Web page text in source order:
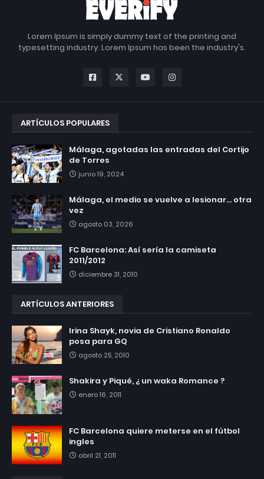
Lorem Ipsum is simply dummy text of the printing and
typesetting industry. Lorem Ipsum has been the industry's.
ARTÍCULOS POPULARES
Málaga, agotadas las entradas del Cortijo
de Torres
junio 19, 2024
Málaga, el medio se vuelve a lesionar... otra
vez
agosto 03, 2026
FC Barcelona: Así sería la camiseta
2011/2012
diciembre 31, 2010
ARTÍCULOS ANTERIORES
Irina Shayk, novia de Cristiano Ronaldo
posa para GQ
agosto 25, 2010
Shakira y Piqué, ¿ un waka Romance ?
enero 16, 2011
FC Barcelona quiere meterse en el fútbol
ingles
abril 21, 2011